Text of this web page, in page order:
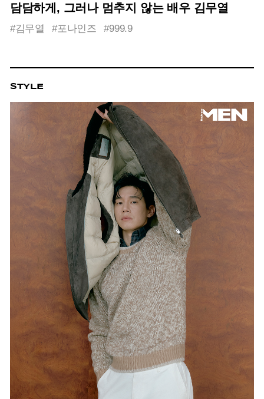
담담하게, 그러나 멈추지 않는 배우 김무열
#김무열 #포나인즈 #999.9
STYLE